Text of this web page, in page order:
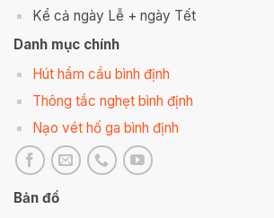
Kể cả ngày Lễ + ngày Tết
Danh mục chính
Hút hầm cầu bình định
Thông tắc nghẹt bình định
Nạo vét hố ga bình định
Bản đồ